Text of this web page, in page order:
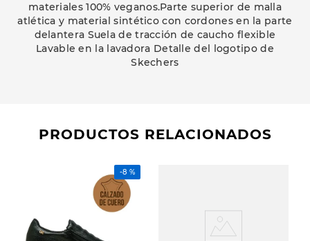
materiales 100% veganos.Parte superior de malla
atlética y material sintético con cordones en la parte
delantera Suela de tracción de caucho flexible
Lavable en la lavadora Detalle del logotipo de
Skechers
PRODUCTOS RELACIONADOS
-8 %